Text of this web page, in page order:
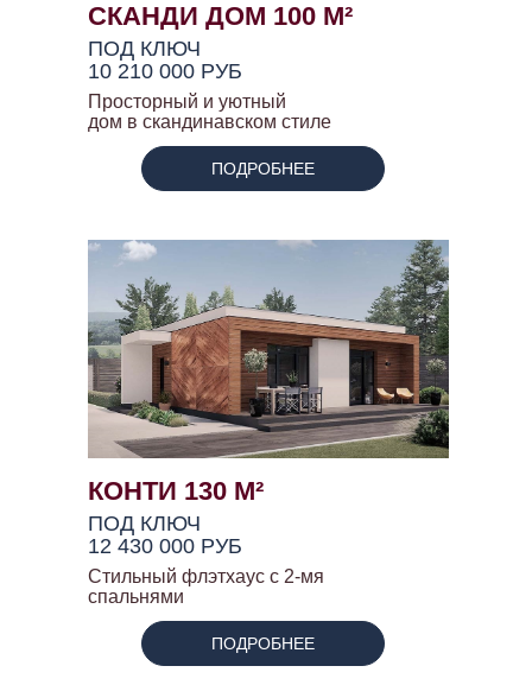
СКАНДИ ДОМ 100 М²
ПОД КЛЮЧ
10 210 000 РУБ
Просторный и уютный
дом в скандинавском стиле
ПОДРОБНЕЕ
КОНТИ 130 М²
ПОД КЛЮЧ
12 430 000 РУБ
Стильный флэтхаус с 2-мя
спальнями
ПОДРОБНЕЕ